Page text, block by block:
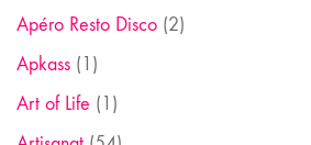
Apéro Resto Disco (2)
Apkass (1)
Art of Life (1)